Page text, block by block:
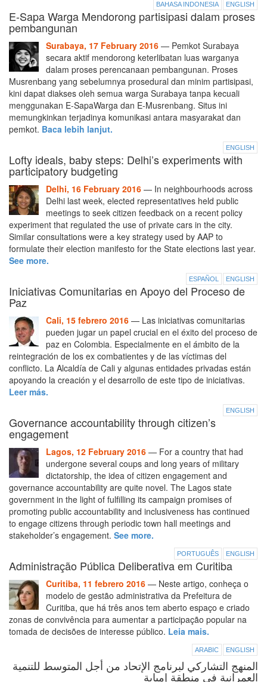
BAHASA INDONESIA ENGLISH
E-Sapa Warga Mendorong partisipasi dalam proses
pembangunan
Surabaya, 17 February 2016 — Pemkot Surabaya
secara aktif mendorong keterlibatan luas warganya
dalam proses perencanaan pembangunan. Proses
Musrenbang yang sebelumnya prosedural dan minim partisipasi,
kini dapat diakses oleh semua warga Surabaya tanpa kecuali
menggunakan E-SapaWarga dan E-Musrenbang. Situs ini
memungkinkan terjadinya komunikasi antara masyarakat dan
pemkot. Baca lebih lanjut.
ENGLISH
Lofty ideals, baby steps: Delhi’s experiments with
participatory budgeting
Delhi, 16 February 2016 — In neighbourhoods across
Delhi last week, elected representatives held public
meetings to seek citizen feedback on a recent policy
experiment that regulated the use of private cars in the city.
Similar consultations were a key strategy used by AAP to
formulate their election manifesto for the State elections last year.
See more.
ESPAÑOL ENGLISH
Iniciativas Comunitarias en Apoyo del Proceso de
Paz
Cali, 15 febrero 2016 — Las iniciativas comunitarias
pueden jugar un papel crucial en el éxito del proceso de
paz en Colombia. Especialmente en el ámbito de la
reintegración de los ex combatientes y de las víctimas del
conflicto. La Alcaldía de Cali y algunas entidades privadas están
apoyando la creación y el desarrollo de este tipo de iniciativas.
Leer más.
ENGLISH
Governance accountability through citizen’s
engagement
Lagos, 12 February 2016 — For a country that had
undergone several coups and long years of military
dictatorship, the idea of citizen engagement and
governance accountability are quite novel. The Lagos state
government in the light of fulfilling its campaign promises of
promoting public accountability and inclusiveness has continued
to engage citizens through periodic town hall meetings and
stakeholder’s engagement. See more.
PORTUGUÊS ENGLISH
Administração Pública Deliberativa em Curitiba
Curitiba, 11 febrero 2016 — Neste artigo, conheça o
modelo de gestão administrativa da Prefeitura de
Curitiba, que há três anos tem aberto espaço e criado
zonas de convivência para aumentar a participação popular na
tomada de decisões de interesse público. Leia mais.
ARABIC ENGLISH
المنهج التشاركي لبرنامج الإتحاد من أجل المتوسط للتنمية
العمرانية في منطقة إمبابة